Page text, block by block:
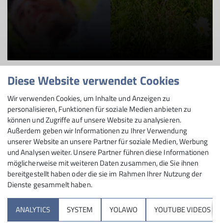
Ehrenamtliche
Mitarbeit
Ehrenamtliche Mitarbeit in unserer Sektion weiterhin
gesucht!
Die DAV Sektion Tuttlingen wird größer. In den letzten
zehn Jahren gab es einen kontinuierlichen Zuwachs an
Mitgliedern, vor allem seit Eröffnung der Kletteranlage
stiegen die Mitgliederzahlen steil an. Das ist sehr
Diese Website verwendet Cookies
Wir verwenden Cookies, um Inhalte und Anzeigen zu
personalisieren, Funktionen für soziale Medien anbieten zu
können und Zugriffe auf unsere Website zu analysieren.
Außerdem geben wir Informationen zu Ihrer Verwendung
unserer Website an unsere Partner für soziale Medien, Werbung
und Analysen weiter. Unsere Partner führen diese Informationen
möglicherweise mit weiteren Daten zusammen, die Sie ihnen
bereitgestellt haben oder die sie im Rahmen Ihrer Nutzung der
Dienste gesammelt haben.
ANALYTICS SYSTEM YOLAWO YOUTUBE VIDEOS